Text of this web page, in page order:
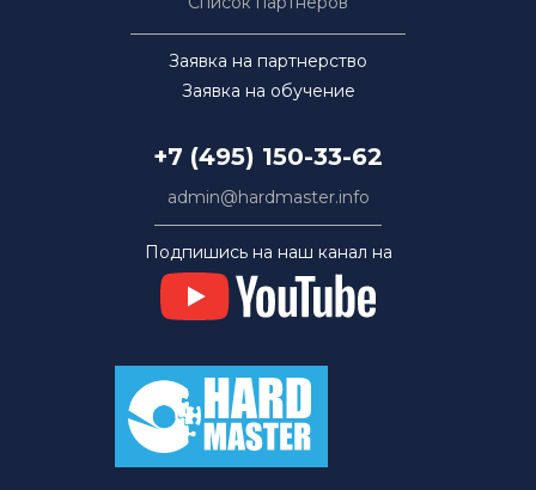
Заявка на партнерство
Заявка на обучение
+7 (495) 150-33-62
admin@hardmaster.info
Подпишись на наш канал на